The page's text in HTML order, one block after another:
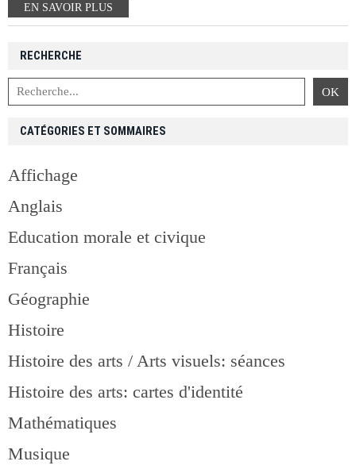
EN SAVOIR PLUS
RECHERCHE
CATÉGORIES ET SOMMAIRES
Affichage
Anglais
Education morale et civique
Français
Géographie
Histoire
Histoire des arts / Arts visuels: séances
Histoire des arts: cartes d'identité
Mathématiques
Musique